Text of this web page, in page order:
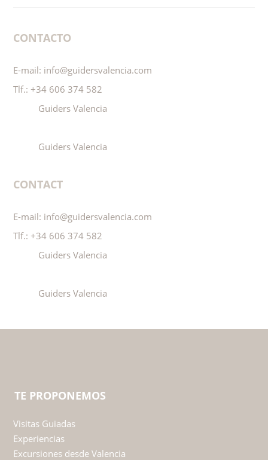
CONTACTO
E-mail: info@guidersvalencia.com
Tlf.: +34 606 374 582
Guiders Valencia
Guiders Valencia
CONTACT
E-mail: info@guidersvalencia.com
Tlf.: +34 606 374 582
Guiders Valencia
Guiders Valencia
TE PROPONEMOS
Visitas Guiadas
Experiencias
Excursiones desde Valencia